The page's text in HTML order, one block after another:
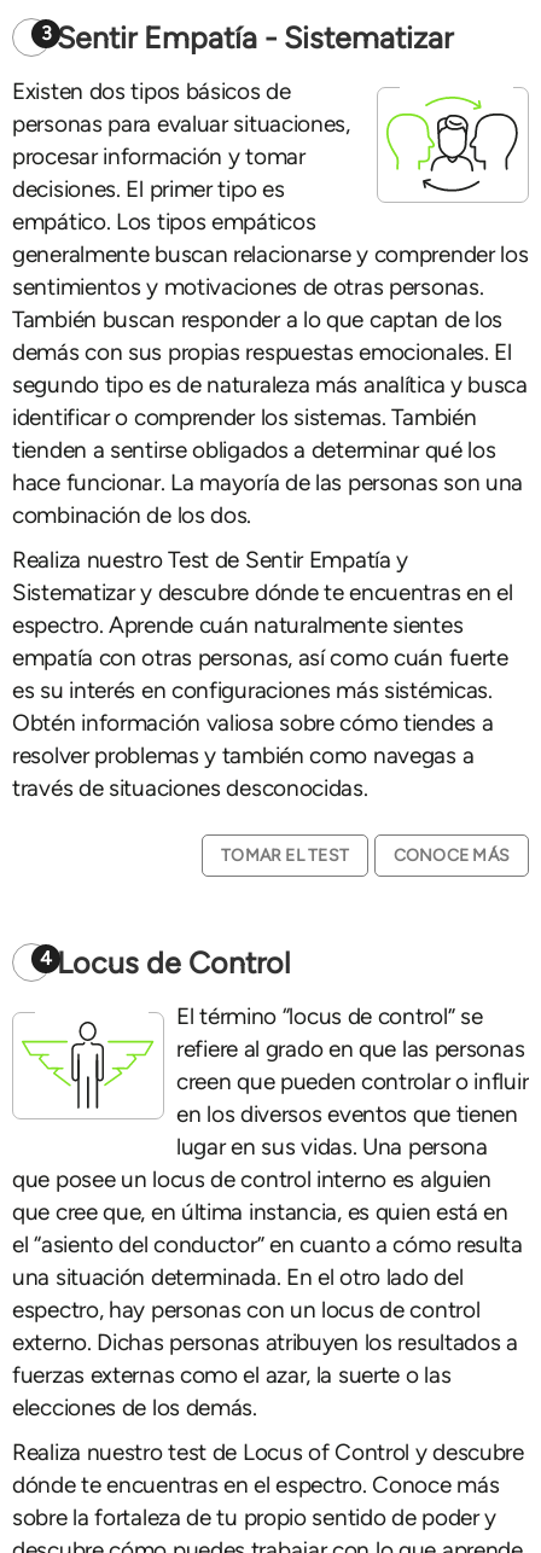
3 Sentir Empatía - Sistematizar
Existen dos tipos básicos de
personas para evaluar situaciones,
procesar información y tomar
decisiones. El primer tipo es
empático. Los tipos empáticos
generalmente buscan relacionarse y comprender los
sentimientos y motivaciones de otras personas.
También buscan responder a lo que captan de los
demás con sus propias respuestas emocionales. El
segundo tipo es de naturaleza más analítica y busca
identificar o comprender los sistemas. También
tienden a sentirse obligados a determinar qué los
hace funcionar. La mayoría de las personas son una
combinación de los dos.
Realiza nuestro Test de Sentir Empatía y
Sistematizar y descubre dónde te encuentras en el
espectro. Aprende cuán naturalmente sientes
empatía con otras personas, así como cuán fuerte
es su interés en configuraciones más sistémicas.
Obtén información valiosa sobre cómo tiendes a
resolver problemas y también como navegas a
través de situaciones desconocidas.
TOMAR EL TEST CONOCE MÁS
4 Locus de Control
El término “locus de control” se
refiere al grado en que las personas
creen que pueden controlar o influir
en los diversos eventos que tienen
lugar en sus vidas. Una persona
que posee un locus de control interno es alguien
que cree que, en última instancia, es quien está en
el “asiento del conductor” en cuanto a cómo resulta
una situación determinada. En el otro lado del
espectro, hay personas con un locus de control
externo. Dichas personas atribuyen los resultados a
fuerzas externas como el azar, la suerte o las
elecciones de los demás.
Realiza nuestro test de Locus of Control y descubre
dónde te encuentras en el espectro. Conoce más
sobre la fortaleza de tu propio sentido de poder y